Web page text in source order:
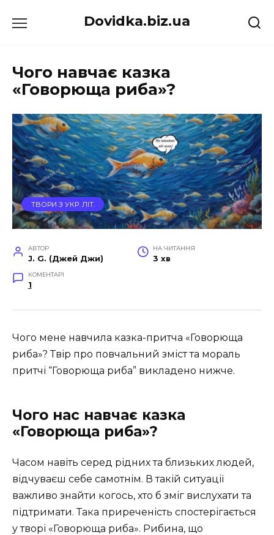
до
Dovidka.biz.ua
Чого навчає казка
«Говорюща риба»?
ТВОРИ З УКР. ЛІТ.
АВТОР
J. G. (Джей Джи)
НА ЧИТАННЯ
3 хв
КОМЕНТАРІ
1
Чого мене навчила казка-притча «Говорюща
риба»? Твір про повчальний зміст та мораль
притчі “Говорюща риба” викладено нижче.
Чого нас навчає казка
«Говорюща риба»?
Часом навіть серед рідних та близьких людей,
відчуваєш себе самотнім. В такій ситуації
важливо знайти когось, хто б зміг вислухати та
підтримати. Така приреченість спостерігається
у творі «Говорюща риба». Рибина, що